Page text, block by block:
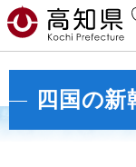
四国の新